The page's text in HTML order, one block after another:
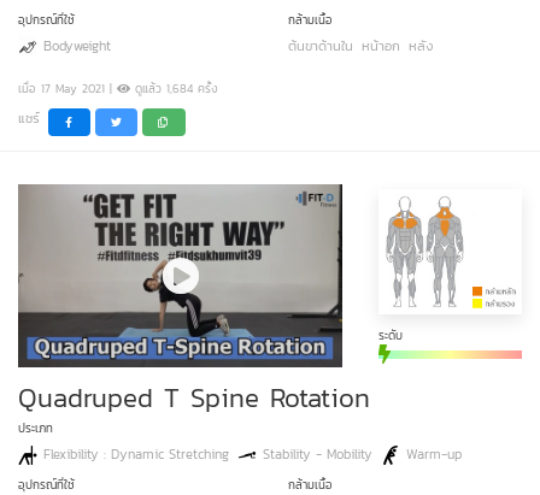
อุปกรณ์ที่ใช้
Bodyweight
กล้ามเนื้อ
ต้นขาด้านใน หน้าอก หลัง
เมื่อ 17 May 2021 | ดูแล้ว 1,684 ครั้ง
แชร์
ระดับ
Quadruped T Spine Rotation
ประเภท
Flexibility : Dynamic Stretching Stability - Mobility Warm-up
อุปกรณ์ที่ใช้ กล้ามเนื้อ